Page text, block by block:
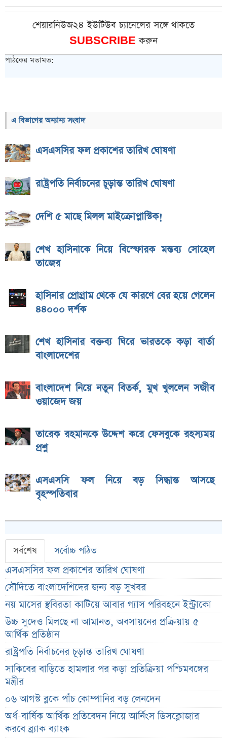
শেয়ারনিউজ২৪ ইউটিউব চ্যানেলের সঙ্গে থাকতে
SUBSCRIBEকরুন
পাঠকের মতামত:
এ বিভাগের অন্যান্য সংবাদ
এসএসসির ফল প্রকাশের তারিখ ঘোষণা
রাষ্ট্রপতি নির্বাচনের চূড়ান্ত তারিখ ঘোষণা
দেশি ৫ মাছে মিলল মাইক্রোপ্লাস্টিক!
শেখ হাসিনাকে নিয়ে বিস্ফোরক মন্তব্য সোহেল
তাজের
হাসিনার প্রোগ্রাম থেকে যে কারণে বের হয়ে গেলেন
৪৪০০০ দর্শক
শেখ হাসিনার বক্তব্য ঘিরে ভারতকে কড়া বার্তা
বাংলাদেশের
বাংলাদেশ নিয়ে নতুন বিতর্ক, মুখ খুললেন সজীব
ওয়াজেদ জয়
তারেক রহমানকে উদ্দেশ করে ফেসবুকে রহস্যময়
প্রশ্ন
এসএসসি ফল নিয়ে বড় সিদ্ধান্ত আসছে
বৃহস্পতিবার
সর্বশেষ সর্বোচ্চ পঠিত
এসএসসির ফল প্রকাশের তারিখ ঘোষণা
সৌদিতে বাংলাদেশিদের জন্য বড় সুখবর
নয় মাসের স্থবিরতা কাটিয়ে আবার গ্যাস পরিবহনে ইন্ট্রাকো
উচ্চ সুদেও মিলছে না আমানত, অবসায়নের প্রক্রিয়ায় ৫
আর্থিক প্রতিষ্ঠান
রাষ্ট্রপতি নির্বাচনের চূড়ান্ত তারিখ ঘোষণা
সাকিবের বাড়িতে হামলার পর কড়া প্রতিক্রিয়া পশ্চিমবঙ্গের
মন্ত্রীর
০৬ আগস্ট ব্লকে পাঁচ কোম্পানির বড় লেনদেন
অর্ধ-বার্ষিক আর্থিক প্রতিবেদন নিয়ে আর্নিংস ডিসক্লোজার
করবে ব্র্যাক ব্যাংক